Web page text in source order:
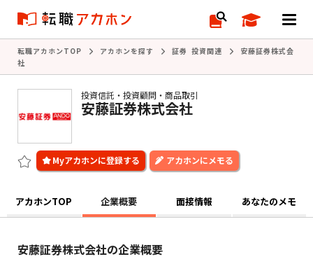
転職アカホンTOP アカホンを探す 証券 投資関連
安藤証券株式会
社
投資信託・投資顧問・商品取引
安藤証券株式会社
アカホンにメモる
アカホンTOP 企業概要 面接情報 あなたのメモ
安藤証券株式会社の企業概要